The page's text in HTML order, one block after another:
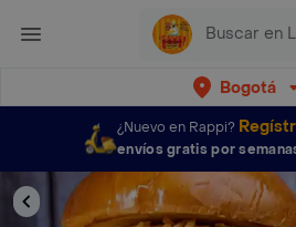
Bogotá
¿Nuevo en Rappi?
envíos gratis por